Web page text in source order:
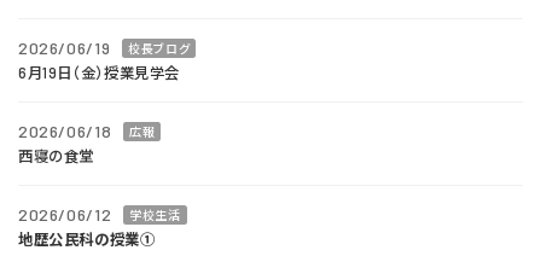
2026/06/19 校長ブログ
6月19日（金）授業見学会
2026/06/18 広報
西寝の食堂
2026/06/12 学校生活
地歴公民科の授業①